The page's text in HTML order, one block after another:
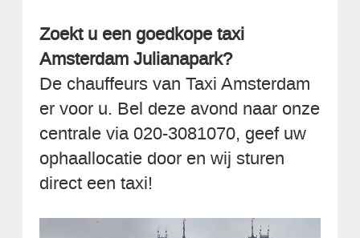
Zoekt u een goedkope taxi
Amsterdam Julianapark?
De chauffeurs van Taxi Amsterdam
er voor u. Bel deze avond naar onze
centrale via 020-3081070, geef uw
ophaallocatie door en wij sturen
direct een taxi!